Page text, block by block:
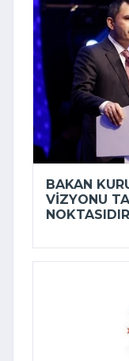
BAKAN
VIZYONU
NOKTASIDIR